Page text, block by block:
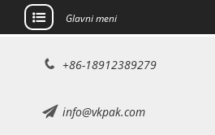
Glavni meni
+86-18912389279
info@vkpak.com